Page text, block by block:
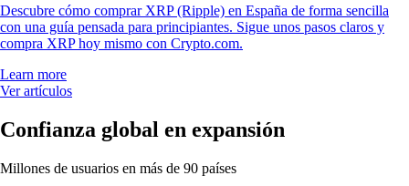
Descubre cómo comprar XRP (Ripple) en España de forma sencilla
con una guía pensada para principiantes. Sigue unos pasos claros y
compra XRP hoy mismo con Crypto.com.
Learn more
Ver artículos
Confianza global en expansión
Millones de usuarios en más de 90 países